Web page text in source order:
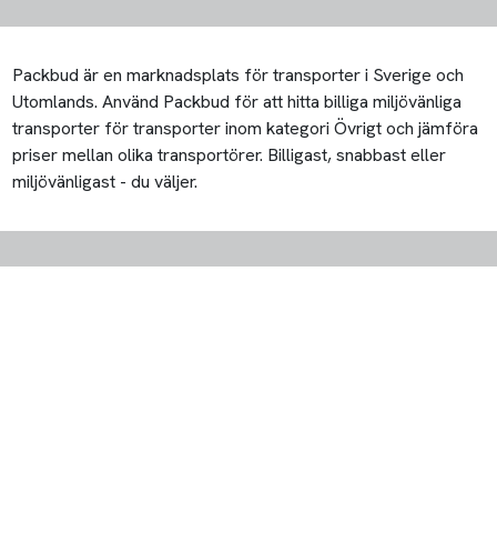
Packbud är en marknadsplats för transporter i Sverige och
Utomlands. Använd Packbud för att hitta billiga miljövänliga
transporter för transporter inom kategori Övrigt och jämföra
priser mellan olika transportörer. Billigast, snabbast eller
miljövänligast - du väljer.